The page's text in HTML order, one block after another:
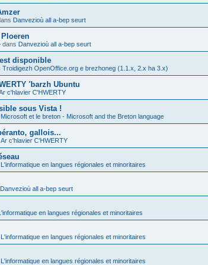
Danvezioù all a-bep seurt
dans Danvezioù all a-bep seurt
disponible
Troidigezh OpenOffice.org e brezhoneg (1.1.x, 2.x ha 3.x)
'barzh Ubuntu
c'hlavier C'HWERTY
sous Vista !
Microsoft et le breton - Microsoft and the Breton language
gallois...
Ar c'hlavier C'HWERTY
L'informatique en langues régionales et minoritaires
Danvezioù all a-bep seurt
en langues régionales et minoritaires
L'informatique en langues régionales et minoritaires
L'informatique en langues régionales et minoritaires